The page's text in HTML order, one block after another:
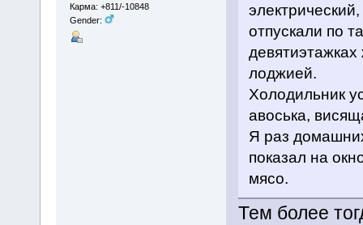
Карма: +811/-10848
Gender:
отпускали по
лоджией.
Холодильник
авоська,
Я раз
показал на
мясо.
Тем более